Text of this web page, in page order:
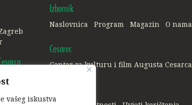
vašeg iskustva
Izbornik
Naslovnica Program Magazin O nama
Cesarec
Centar za kulturu i film Augusta Cesarca